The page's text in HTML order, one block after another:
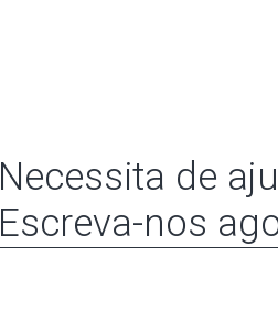
Necessita de
Escreva-nos